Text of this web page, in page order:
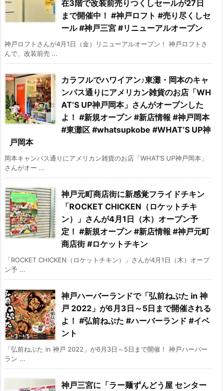
在3階で改装前売りつくしセールが27日
まで開催中！ #神戸ロフト #売り尽くしセ
ール #神戸三宮 #リニューアルオープン
神戸ロフトさんが4月1日（金）リニューアルオープン！ 神戸ロフトさ
んで、改装前売 ...
カラフルでハワイアン♪東灘・岡本のキャ
ンパス通りにアメリカン雑貨のお店「WH
AT’S UP神戸岡本」さんがオープンした
よ！ #新規オープン #新店情報 #神戸岡本
#東灘区 #whatsupkobe #WHAT’S UP神
戸岡本
岡本キャンパス通りにアメリカン雑貨のお店「WHAT’S UP神戸岡本」
さんがオー ...
神戸元町商店街に新感覚フライドチキン
「ROCKET CHICKEN（ロケットチキ
ン）」さんが4月1日（木）オープン予
定！ #新規オープン #新店情報 #神戸元町
商店街 #ロケットチキン
「ROCKET CHICKEN（ロケットチキン）」さんが4月1日（木）オープ
ン予 ...
神戸ハーバーランドで「弘前ねぷた in 神
戸 2022」が6月3日～5日まで開催される
よ！ #弘前ねぷた #ハーバーランド #イベ
ント
「弘前ねぷた in 神戸 2022」が6月3日～5日まで開催！ 神戸ハーバー
ラン ...
神戸三宮に「ラー麺ずんどう屋 センター